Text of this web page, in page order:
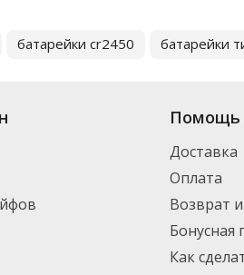
батарейки cr2450 батарейки
Помощь
Доставка
Оплата
Возврат
Бонусная
Как